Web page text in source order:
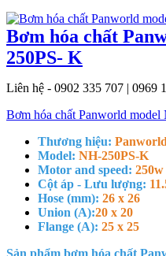
Bơm hóa chất
250PS- K
Liên hệ - 0902 335 707 | 0969
Bơm hóa chất Panworld
Thương hiệu:
Model: NH-250PS-K
Motor and speed: 250w
Cột áp - Lưu lượng:
Hose (mm): 26 x 26
Union (A):20 x 20
Flange (A): 25 x 25
Sản phẩm bơm hóa chất